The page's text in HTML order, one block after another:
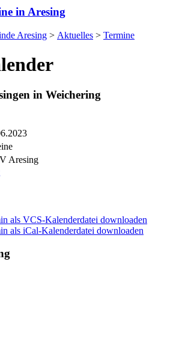
in Aresing
Aresing > Aktuelles > Termine
in Weichering
Aresing
als VCS-Kalenderdatei downloaden
als iCal-Kalenderdatei downloaden